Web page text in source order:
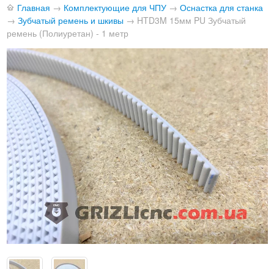
Главная → Комплектующие для ЧПУ → Оснастка для станка
→ Зубчатый ремень и шкивы → HTD3M 15мм PU Зубчатый
ремень (Полиуретан) - 1 метр